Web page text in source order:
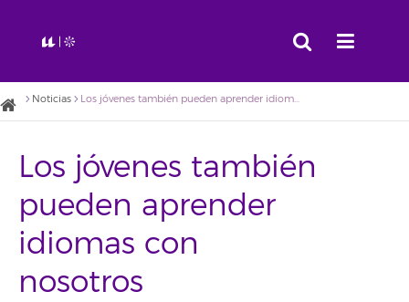
Noticias Los jóvenes también pueden aprender idiomas con nosotros
Los jóvenes también
pueden aprender
idiomas con
nosotros